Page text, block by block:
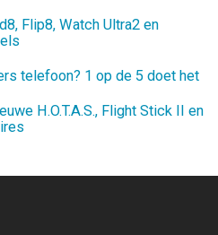
Flip8, Watch Ultra2 en
telefoon? 1 op de 5 doet het
H.O.T.A.S., Flight Stick II en